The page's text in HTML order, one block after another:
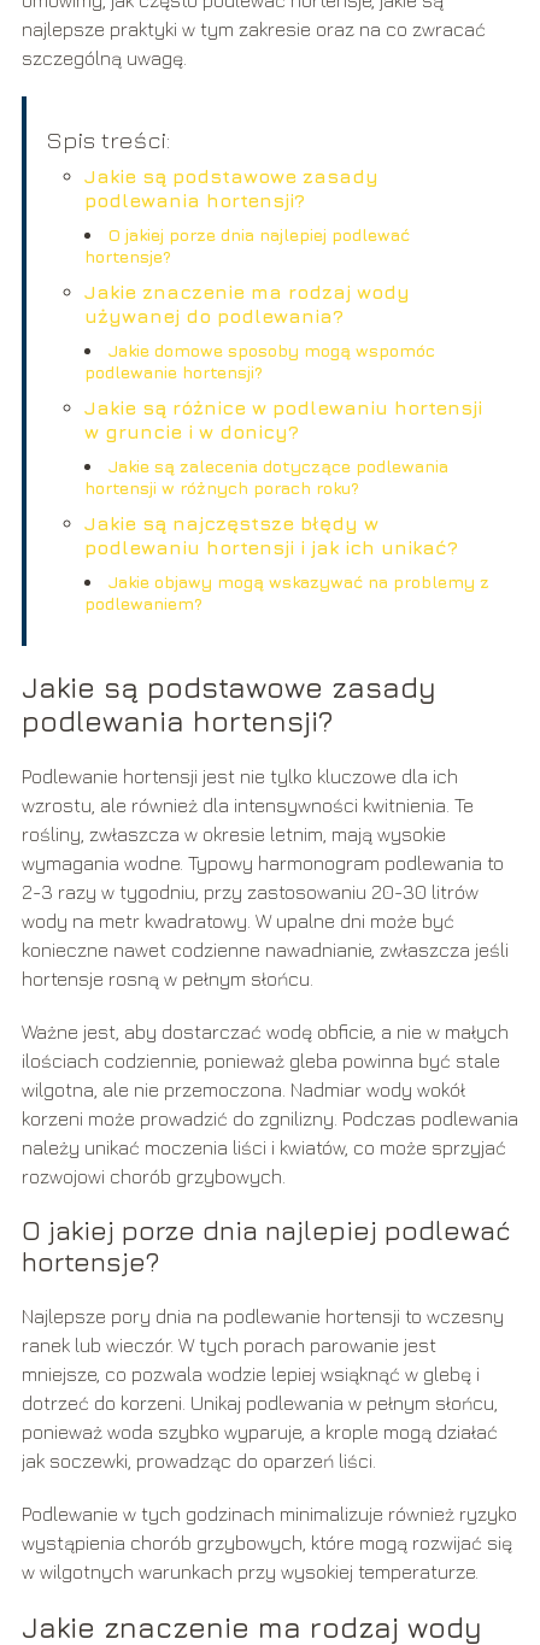
najlepsze praktyki w tym zakresie oraz na co zwracać
szczególną uwagę.
Spis treści:
Jakie są podstawowe zasady
podlewania hortensji?
O jakiej porze dnia najlepiej podlewać
hortensje?
Jakie znaczenie ma rodzaj wody
używanej do podlewania?
Jakie domowe sposoby mogą wspomóc
podlewanie hortensji?
Jakie są różnice w podlewaniu hortensji
w gruncie i w donicy?
Jakie są zalecenia dotyczące podlewania
hortensji w różnych porach roku?
Jakie są najczęstsze błędy w
podlewaniu hortensji i jak ich unikać?
Jakie objawy mogą wskazywać na problemy z
podlewaniem?
Jakie są podstawowe zasady
podlewania hortensji?
Podlewanie hortensji jest nie tylko kluczowe dla ich
wzrostu, ale również dla intensywności kwitnienia. Te
rośliny, zwłaszcza w okresie letnim, mają wysokie
wymagania wodne. Typowy harmonogram podlewania to
2-3 razy w tygodniu, przy zastosowaniu 20-30 litrów
wody na metr kwadratowy. W upalne dni może być
konieczne nawet codzienne nawadnianie, zwłaszcza jeśli
hortensje rosną w pełnym słońcu.
Ważne jest, aby dostarczać wodę obficie, a nie w małych
ilościach codziennie, ponieważ gleba powinna być stale
wilgotna, ale nie przemoczona. Nadmiar wody wokół
korzeni może prowadzić do zgnilizny. Podczas podlewania
należy unikać moczenia liści i kwiatów, co może sprzyjać
rozwojowi chorób grzybowych.
O jakiej porze dnia najlepiej podlewać
hortensje?
Najlepsze pory dnia na podlewanie hortensji to wczesny
ranek lub wieczór. W tych porach parowanie jest
mniejsze, co pozwala wodzie lepiej wsiąknąć w glebę i
dotrzeć do korzeni. Unikaj podlewania w pełnym słońcu,
ponieważ woda szybko wyparuje, a krople mogą działać
jak soczewki, prowadząc do oparzeń liści.
Podlewanie w tych godzinach minimalizuje również ryzyko
wystąpienia chorób grzybowych, które mogą rozwijać się
w wilgotnych warunkach przy wysokiej temperaturze.
Jakie znaczenie ma rodzaj wody